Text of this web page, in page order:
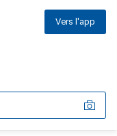
Vers l'app